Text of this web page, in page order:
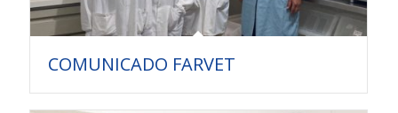
COMUNICADO FARVET